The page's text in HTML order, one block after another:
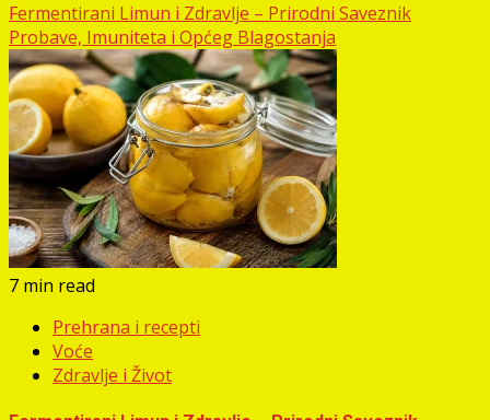
Fermentirani Limun i Zdravlje – Prirodni Saveznik
Probave, Imuniteta i Općeg Blagostanja
7 min read
Prehrana i recepti
Voće
Zdravlje i Život